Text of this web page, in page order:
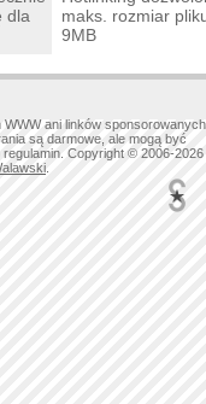
dla
maks. rozmiar
9MB
ani linków sponsorowanych
są darmowe, ale mogą być
Copyright © 2006-2026